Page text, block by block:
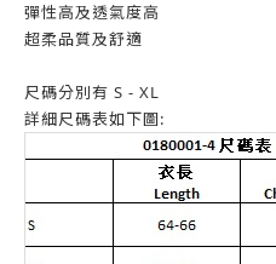
彈性高及透氣度高
超柔品質及舒適
尺碼分別有 S - XL
詳細尺碼表如下圖: